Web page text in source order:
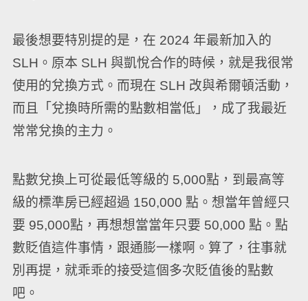
最後想要特別提的是，在 2024 年最新加入的
SLH。原本 SLH 與凱悅合作的時候，就是我很常
使用的兌換方式。而現在 SLH 改與希爾頓活動，
而且「兌換時所需的點數相當低」，成了我最近
常常兌換的主力。
點數兌換上可從最低等級的 5,000點，到最高等
級的標準房已經超過 150,000 點。想當年曾經只
要 95,000點，再想想當當年只要 50,000 點。點
數貶值這件事情，跟通膨一樣啊。算了，往事就
別再提，就乖乖的接受這個多次貶值後的點數
吧。